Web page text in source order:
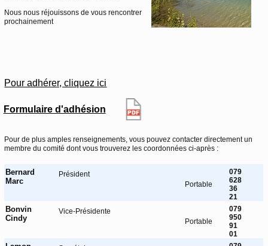
Nous nous réjouissons de vous rencontrer
prochainement
Pour adhérer, cliquez ici
Formulaire d'adhésion
Pour de plus amples renseignements, vous pouvez contacter directement un
membre du comité dont vous trouverez les coordonnées ci-après :
Bernard
Marc
Président
Portable
079
628
36
21
Bonvin
Cindy
Vice-Présidente
Portable
079
950
91
01